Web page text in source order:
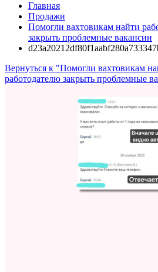
Главная
Продажи
Помогли вахтовикам найти
закрыть проблемные вакансии
Вернуться к "Помогли вахтовикам
работодателю закрыть проблемные